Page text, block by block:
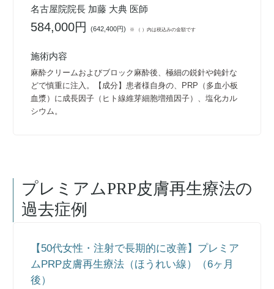
名古屋院院長 加藤 大典 医師
584,000円(642,400円) ※ （ ）内は税込みの金額です
施術内容
麻酔クリームおよびブロック麻酔後、極細の鋭針や鈍針な
どで慎重に注入。【成分】患者様自身の、PRP（多血小板
血漿）に成長因子（ヒト線維芽細胞増殖因子）、塩化カル
シウム。
プレミアムPRP皮膚再生療法の
過去症例
【50代女性・注射で長期的に改善】プレミア
ムPRP皮膚再生療法（ほうれい線）（6ヶ月
後）